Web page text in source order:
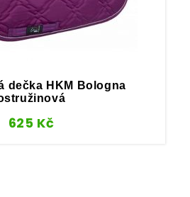
dečka HKM Bologna
625 Kč